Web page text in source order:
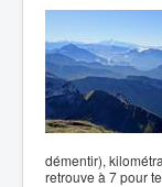
démentir),
retrouve à 7 pour